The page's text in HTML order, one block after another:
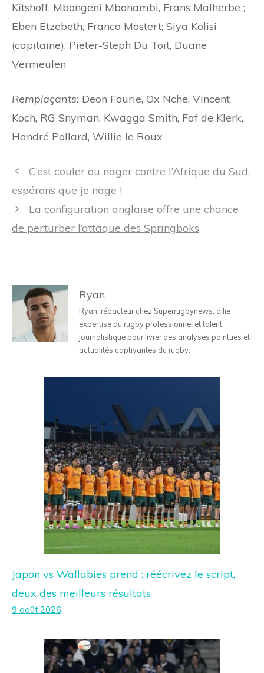
Kitshoff, Mbongeni Mbonambi, Frans Malherbe ;
Eben Etzebeth, Franco Mostert; Siya Kolisi
(capitaine), Pieter-Steph Du Toit, Duane
Vermeulen
Remplaçants: Deon Fourie, Ox Nche, Vincent
Koch, RG Snyman, Kwagga Smith, Faf de Klerk,
Handré Pollard, Willie le Roux
Navigation
des
C’est couler ou nager contre l’Afrique du Sud,
espérons que je nage !
La configuration anglaise offre une chance
de perturber l’attaque des Springboks
Ryan
Ryan, rédacteur chez Superrugbynews, allie
expertise du rugby professionnel et talent
journalistique pour livrer des analyses pointues et
actualités captivantes du rugby.
Japon vs Wallabies prend : réécrivez le script,
deux des meilleurs résultats
9 août 2026